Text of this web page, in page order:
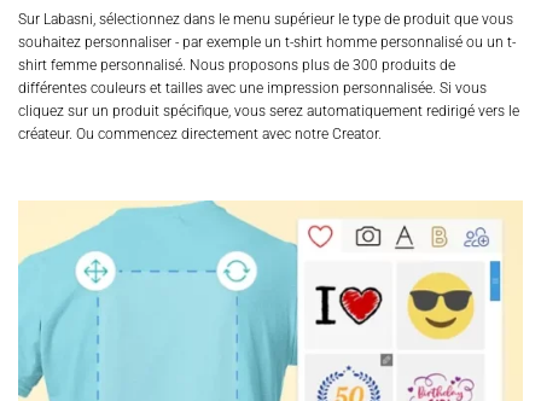
Sur Labasni, sélectionnez dans le menu supérieur le type de produit que vous
souhaitez personnaliser - par exemple un t-shirt homme personnalisé ou un t-
shirt femme personnalisé. Nous proposons plus de 300 produits de
différentes couleurs et tailles avec une impression personnalisée. Si vous
cliquez sur un produit spécifique, vous serez automatiquement redirigé vers le
créateur. Ou commencez directement avec notre Creator.